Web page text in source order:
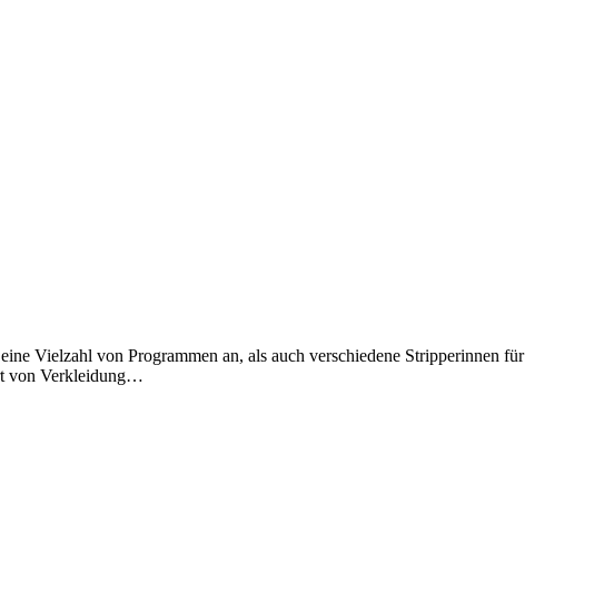
Vielzahl von Programmen an, als auch verschiedene Stripperinnen für
von Verkleidung…